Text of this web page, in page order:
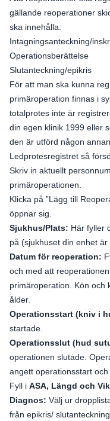
gällande reoperationer
ska innehålla:
Intagningsanteckning/
Operationsberättelse
Slutanteckning/epikris
För att man ska kunna
primäroperation finnas i
totalprotes inte är
din egen klinik 1999 eller
den är utförd någon
Ledprotesregistret så
Skriv in aktuellt
primäroperationen.
Klicka på ”Lägg till
öppnar sig.
Sjukhus/Plats: Här fyller
på (sjukhuset din enhet är
Datum för reoperation:
och med att
primäroperation. Kön och
ålder.
Operationsstart (kniv i
startade.
Operationsslut (hud
operationen slutade.
angett operationsstart och
Fyll i ASA, Längd och
Diagnos: Välj ur
från epikris/